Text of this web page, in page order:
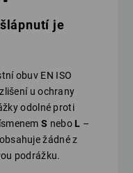
je
obuv EN ISO
u ochrany
odolné proti
S nebo L –
žádné z
podrážku.